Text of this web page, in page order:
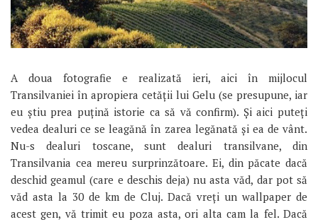
A doua fotografie e realizată ieri, aici în mijlocul
Transilvaniei în apropiera cetăţii lui Gelu (se presupune, iar
eu ştiu prea puţină istorie ca să vă confirm). Şi aici puteţi
vedea dealuri ce se leagănă în zarea legănată şi ea de vânt.
Nu-s dealuri toscane, sunt dealuri transilvane, din
Transilvania cea mereu surprinzătoare. Ei, din păcate dacă
deschid geamul (care e deschis deja) nu asta văd, dar pot să
văd asta la 30 de km de Cluj. Dacă vreţi un wallpaper de
acest gen, vă trimit eu poza asta, ori alta cam la fel. Dacă